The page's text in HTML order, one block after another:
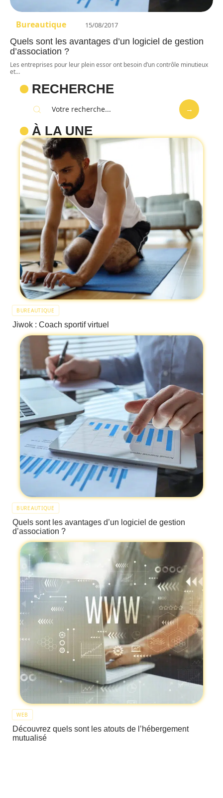
Bureautique 15/08/2017
Quels sont les avantages d’un logiciel de gestion
d’association ?
Les entreprises pour leur plein essor ont besoin d’un contrôle minutieux
et…
RECHERCHE
À LA UNE
BUREAUTIQUE
Jiwok : Coach sportif virtuel
BUREAUTIQUE
Quels sont les avantages d’un logiciel de gestion
d’association ?
WEB
Découvrez quels sont les atouts de l’hébergement
mutualisé